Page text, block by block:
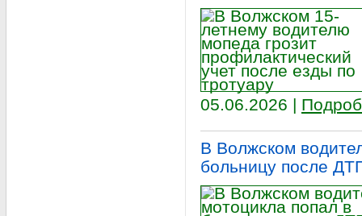
05.06.2026 |
В Волжском
больницу после